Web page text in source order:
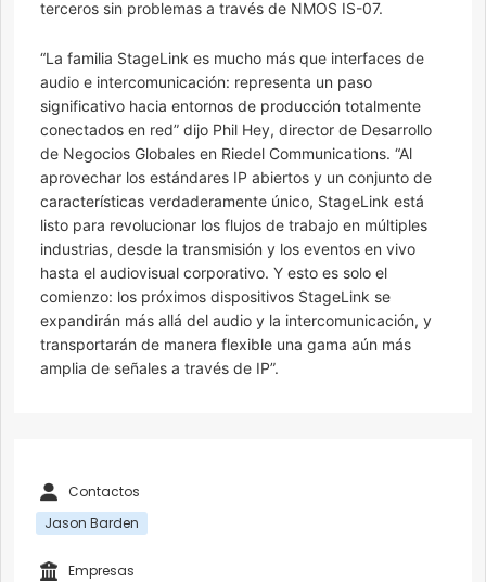
terceros sin problemas a través de NMOS IS-07.
“La familia StageLink es mucho más que interfaces de
audio e intercomunicación: representa un paso
significativo hacia entornos de producción totalmente
conectados en red” dijo Phil Hey, director de Desarrollo
de Negocios Globales en Riedel Communications. “Al
aprovechar los estándares IP abiertos y un conjunto de
características verdaderamente único, StageLink está
listo para revolucionar los flujos de trabajo en múltiples
industrias, desde la transmisión y los eventos en vivo
hasta el audiovisual corporativo. Y esto es solo el
comienzo: los próximos dispositivos StageLink se
expandirán más allá del audio y la intercomunicación, y
transportarán de manera flexible una gama aún más
amplia de señales a través de IP”.
Contactos
Jason Barden
Empresas